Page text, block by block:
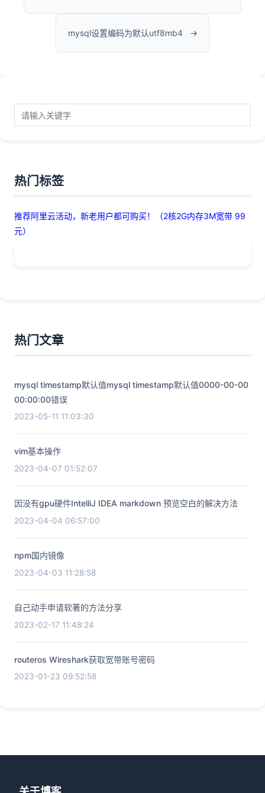
mysql设置编码为默认utf8mb4
热门标签
推荐阿里云活动，新老用户都可购买！（2核2G内存3M宽带 99
元）
热门文章
mysql timestamp默认值mysql timestamp默认值0000-00-00
00:00:00错误
2023-05-11 11:03:30
vim基本操作
2023-04-07 01:52:07
因没有gpu硬件IntelliJ IDEA markdown 预览空白的解决方法
2023-04-04 06:57:00
npm国内镜像
2023-04-03 11:28:58
自己动手申请软著的方法分享
2023-02-17 11:48:24
routeros Wireshark获取宽带账号密码
2023-01-23 09:52:58